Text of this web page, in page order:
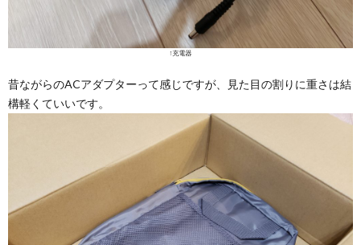
↑充電器
昔ながらのACアダプターって感じですが、見た目の割りに重さは結
構軽くていいです。